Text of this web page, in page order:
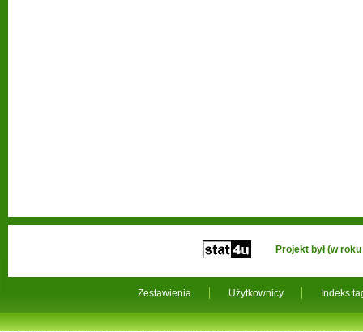
Zestawienia Użytkownicy Indeks
Projekt był (w